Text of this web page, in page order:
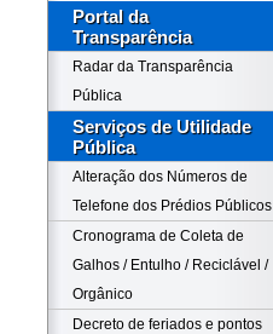
Portal da
Transparência
Radar da Transparência
Pública
Serviços de Utilidade
Pública
Alteração dos Números de
Telefone dos Prédios Públicos
Cronograma de Coleta de
Galhos / Entulho / Reciclável /
Orgânico
Decreto de feriados e pontos